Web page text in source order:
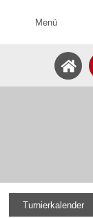
Menü
Turnierkalender